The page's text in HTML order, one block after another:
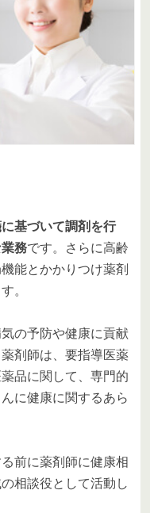
基づいて調剤を行
務です。さらに高齢
能とかかりつけ薬剤
。
の予防や健康に貢献
剤師は、要指導医薬
品に関して、専門的
に健康に関するあら
前に薬剤師に健康相
相談役として活動し